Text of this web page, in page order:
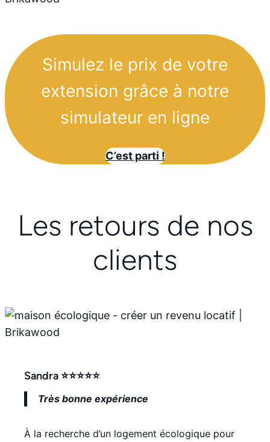
Simulez le prix de votre
extension grâce à notre
simulateur en ligne
C’est parti !
Les retours de nos
clients
Sandra ⭐⭐⭐⭐⭐
Très bonne expérience
À la recherche d’un logement écologique pour